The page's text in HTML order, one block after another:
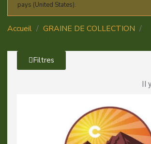
pays (United States).
Accueil GRAINE DE COLLECTION
Filtres
Il